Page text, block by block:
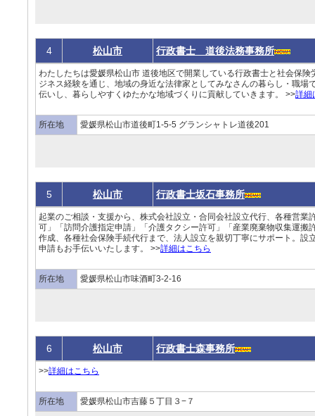
4 松山市 行政書士 道後法務事務所
わたしたちは愛媛県松山市 道後地区で開業している行政書士と社会保
ジネス経験を通じ、地域の身近な法律家としてみなさんの暮らし・職場
伝いし、暮らしやすくゆたかな地域づくりに貢献していきます。 >>詳細
所在地 愛媛県松山市道後町1-5-5 グランシャトレ道後201
5 松山市 行政書士坂石事務所
起業のご相談・支援から、株式会社設立・合同会社設立代行、各種営業
可」「訪問介護指定申請」「介護タクシー許可」「産業廃棄物収集運搬
作成、各種社会保険手続代行まで、法人設立を親切丁寧にサポート。設
申請もお手伝いいたします。 >>詳細はこちら
所在地 愛媛県松山市味酒町3-2-16
6 松山市 行政書士森事務所
>>詳細はこちら
所在地 愛媛県松山市吉藤５丁目３−７